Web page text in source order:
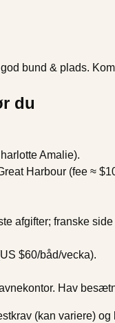
bund & plads.
du
Amalie).
Harbour (fee ≈
afgifter; franske
$60/båd/vecka).
Hav
(kan variere) og